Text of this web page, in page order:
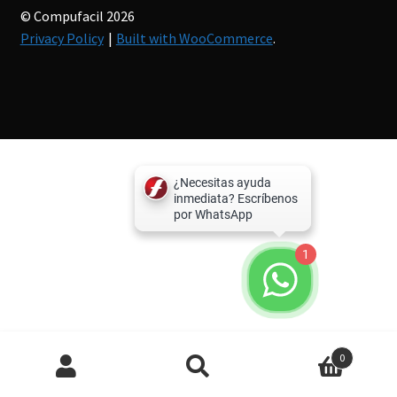
© Compufacil 2026
Privacy Policy
Built with WooCommerce.
Búsqueda
productos
0
1